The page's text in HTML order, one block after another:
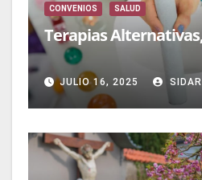
CONVENIOS SALUD
Terapias
JULIO 16, 2025